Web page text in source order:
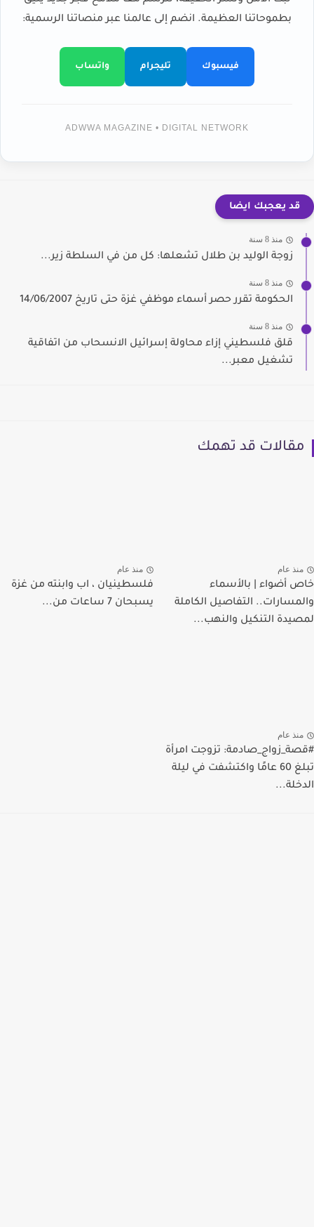
بطموحاتنا العظيمة. انضم إلى عالمنا عبر منصاتنا الرسمية:
فيسبوك تليجرام واتساب
ADWWA MAGAZINE • DIGITAL NETWORK
قد يعجبك ايضا
منذ 8 سنة
زوجة الوليد بن طلال تشعلها: كل من في السلطة زير...
منذ 8 سنة
الحكومة تقرر حصر أسماء موظفي غزة حتى تاريخ 14/06/2007
منذ 8 سنة
قلق فلسطيني إزاء محاولة إسرائيل الانسحاب من اتفاقية
تشغيل معبر...
مقالات قد تهمك
منذ عام
خاص أضواء | بالأسماء
والمسارات.. التفاصيل الكاملة
لمصيدة التنكيل والنهب...
منذ عام
فلسطينيان ، اب وابنته من غزة
يسبحان 7 ساعات من...
منذ عام
#قصة_زواج_صادمة: تزوجت امرأة
تبلغ 60 عامًا واكتشفت في ليلة
الدخلة...